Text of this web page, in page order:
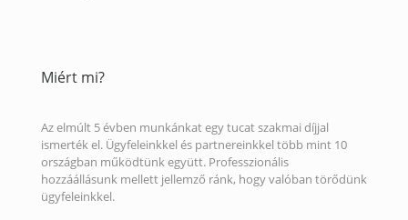
Miért mi?
Az elmúlt 5 évben munkánkat egy tucat szakmai díjjal
ismerték el. Ügyfeleinkkel és partnereinkkel több mint 10
országban működtünk együtt. Professzionális
hozzáállásunk mellett jellemző ránk, hogy valóban törődünk
ügyfeleinkkel.